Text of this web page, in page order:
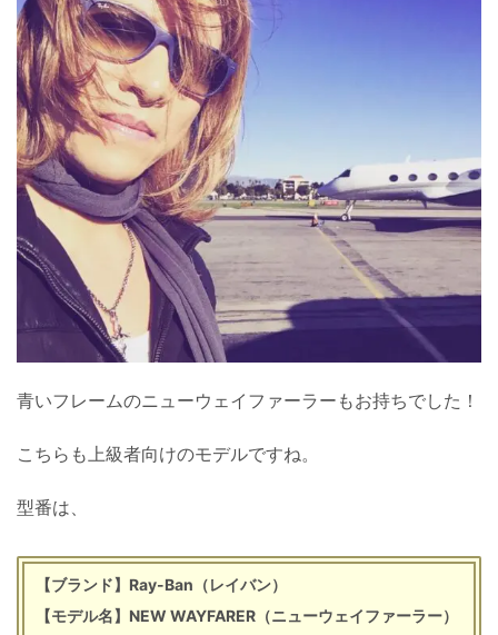
青いフレームのニューウェイファーラーもお持ちでした！
こちらも上級者向けのモデルですね。
型番は、
【ブランド】Ray-Ban（レイバン）
【モデル名】NEW WAYFARER（ニューウェイファーラー）